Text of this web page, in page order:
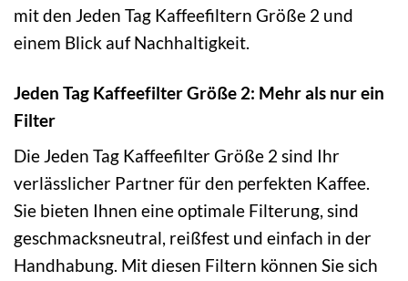
mit den Jeden Tag Kaffeefiltern Größe 2 und
einem Blick auf Nachhaltigkeit.
Jeden Tag Kaffeefilter Größe 2: Mehr als nur ein
Filter
Die Jeden Tag Kaffeefilter Größe 2 sind Ihr
verlässlicher Partner für den perfekten Kaffee.
Sie bieten Ihnen eine optimale Filterung, sind
geschmacksneutral, reißfest und einfach in der
Handhabung. Mit diesen Filtern können Sie sich